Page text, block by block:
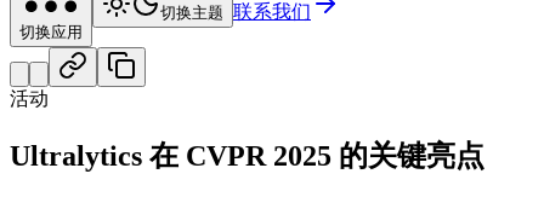
切换应用
切换主题 联系我们
活动
Ultralytics 在 CVPR 2025 的关键亮点